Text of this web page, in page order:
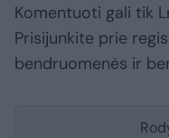
Komentuoti gali tik
Prisijunkite prie
bendruomenės ir